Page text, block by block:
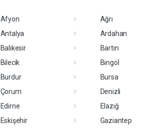
Afyon
Ağrı
Antalya
Ardahan
Balıkesir
Bartın
Bilecik
Bingöl
Burdur
Bursa
Çorum
Denizli
Edirne
Elazığ
Eskişehir
Gaziantep